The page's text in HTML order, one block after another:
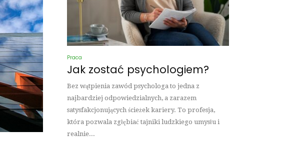
Praca
Jak zostać psychologiem?
Bez wątpienia zawód psychologa to jedna z
najbardziej odpowiedzialnych, a zarazem
satysfakcjonujących ścieżek kariery. To profesja,
która pozwala zgłębiać tajniki ludzkiego umysłu i
realnie...